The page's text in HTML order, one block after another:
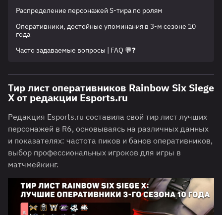
Распределение персонажей S-тира по ролям
Оперативники, достойные упоминания в 3-м сезоне 10
года
Часто задаваемые вопросы | FAQ 💬❓
Тир лист оперативников Rainbow Six Siege
X от редакции Esports.ru
Редакция Esports.ru составила свой тир лист лучших
персонажей в R6, основываясь на различных данных
и показателях: частота пиков и банов оперативников,
выбор профессиональных игроков для игры в
матчмейкинг.